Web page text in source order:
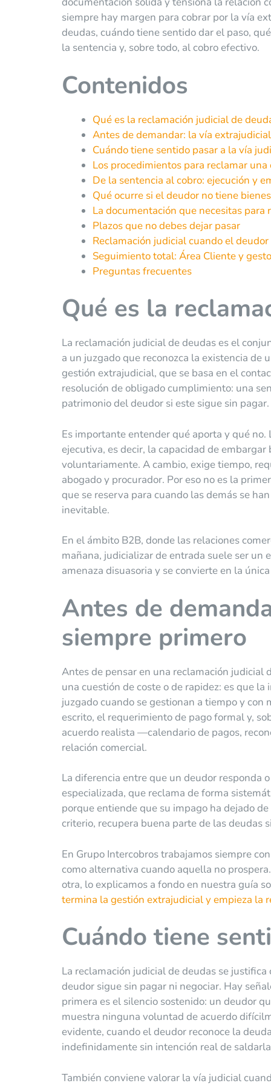
siempre hay margen para cobrar por la vía
deudas, cuándo tiene sentido dar el paso,
la sentencia y, sobre todo, al cobro efectivo.
Contenidos
Qué es la reclamación judicial de
Antes de demandar: la vía
Cuándo tiene sentido pasar a la vía
Los procedimientos para reclamar una
De la sentencia al cobro: ejecución y
Qué ocurre si el deudor no tiene bienes
La documentación que necesitas para
Plazos que no debes dejar pasar
Reclamación judicial cuando el
Seguimiento total: Área Cliente y
Preguntas frecuentes
Qué es la
La reclamación judicial de deudas es el
a un juzgado que reconozca la existencia
gestión extrajudicial, que se basa en el
resolución de obligado cumplimiento: una
patrimonio del deudor si este sigue sin pagar.
Es importante entender qué aporta y qué
ejecutiva, es decir, la capacidad de
voluntariamente. A cambio, exige tiempo,
abogado y procurador. Por eso no es la
que se reserva para cuando las demás se
inevitable.
En el ámbito B2B, donde las relaciones
mañana, judicializar de entrada suele ser un
amenaza disuasoria y se convierte en la
Antes de
siempre primero
Antes de pensar en una reclamación judicial
una cuestión de coste o de rapidez: es que
juzgado cuando se gestionan a tiempo y
escrito, el requerimiento de pago formal y,
acuerdo realista —calendario de pagos,
relación comercial.
La diferencia entre que un deudor responda
especializada, que reclama de forma
porque entiende que su impago ha dejado
criterio, recupera buena parte de las deudas
En Grupo Intercobros trabajamos siempre
como alternativa cuando aquella no
otra, lo explicamos a fondo en nuestra guía
termina la gestión extrajudicial y empieza la
Cuándo tiene
La reclamación judicial de deudas se
deudor sigue sin pagar ni negociar. Hay
primera es el silencio sostenido: un deudor
muestra ninguna voluntad de acuerdo
evidente, cuando el deudor reconoce la
indefinidamente sin intención real de
También conviene valorar la vía judicial